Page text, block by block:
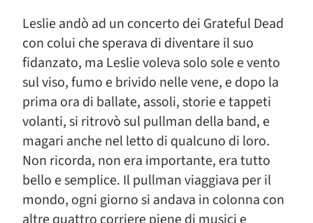
Leslie andò ad un concerto dei Grateful Dead
con colui che sperava di diventare il suo
fidanzato, ma Leslie voleva solo sole e vento
sul viso, fumo e brivido nelle vene, e dopo la
prima ora di ballate, assoli, storie e tappeti
volanti, si ritrovò sul pullman della band, e
magari anche nel letto di qualcuno di loro.
Non ricorda, non era importante, era tutto
bello e semplice. Il pullman viaggiava per il
mondo, ogni giorno si andava in colonna con